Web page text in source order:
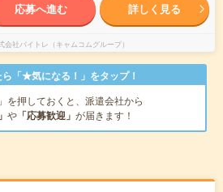
応募へ進む 詳しく見る
会社バイトレ（キャムコムグループ）
「★気になる！」をタップ！
を押しておくと、派遣会社から
や 「応募歓迎」 が届きます！